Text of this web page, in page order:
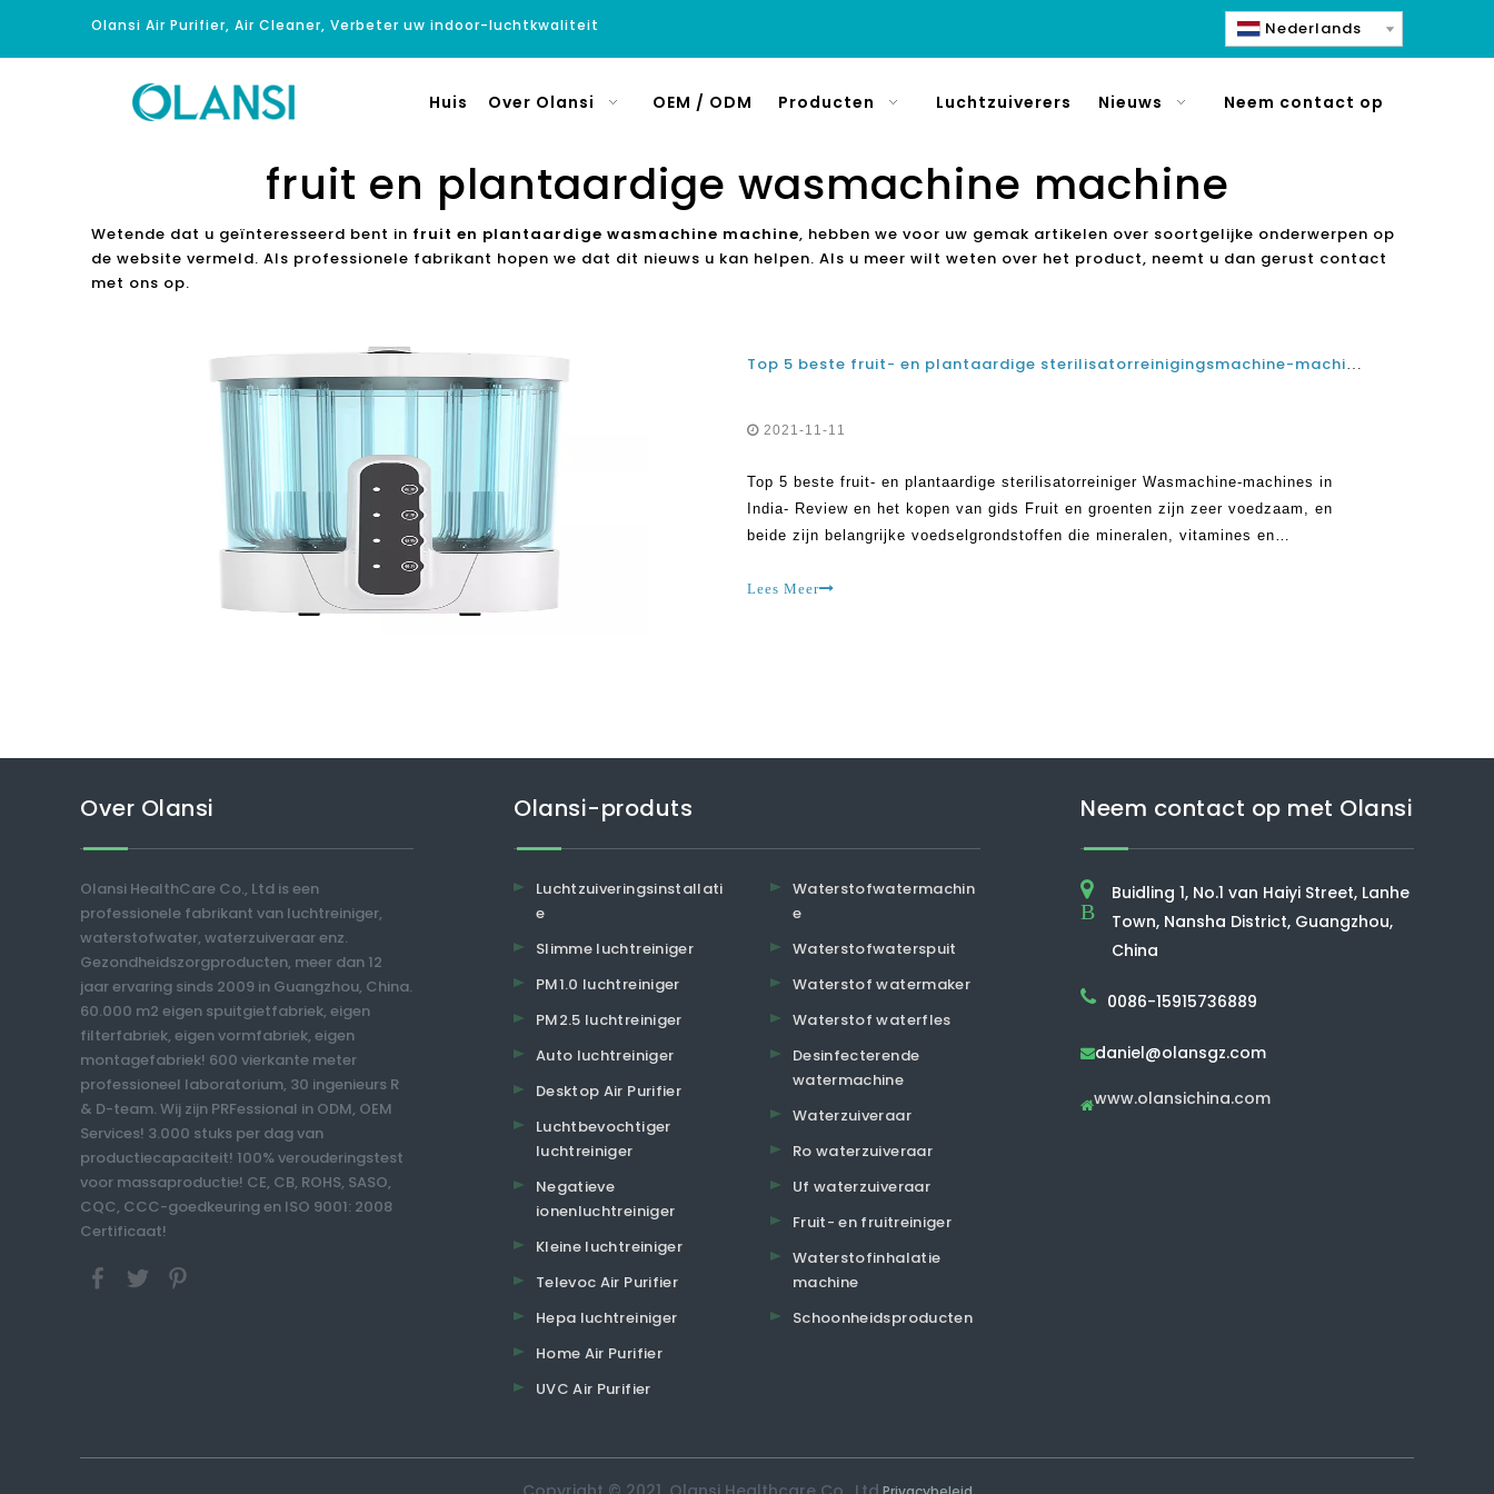
Olansi Air Purifier, Air Cleaner, Verbeter uw indoor-luchtkwaliteit Nederlands
Huis Over Olansi OEM / ODM Producten Luchtzuiverers Nieuws Neem contact op
fruit en plantaardige wasmachine machine
Wetende dat u geïnteresseerd bent in fruit en plantaardige wasmachine machine, hebben we voor uw gemak artikelen over soortgelijke onderwerpen op
de website vermeld. Als professionele fabrikant hopen we dat dit nieuws u kan helpen. Als u meer wilt weten over het product, neemt u dan gerust contact
met ons op.
Top 5 beste fruit- en plantaardige sterilisatorreinigingsmachine-machines in India- beoordeling en het kopen van gids
2021-11-11
Top 5 beste fruit- en plantaardige sterilisatorreiniger Wasmachine-machines in
India- Review en het kopen van gids Fruit en groenten zijn zeer voedzaam, en
beide zijn belangrijke voedselgrondstoffen die mineralen, vitamines en
Lees Meer
Over Olansi
Olansi HealthCare Co., Ltd is een
professionele fabrikant van luchtreiniger,
waterstofwater, waterzuiveraar enz.
Gezondheidszorgproducten, meer dan 12
jaar ervaring sinds 2009 in Guangzhou, China.
60.000 m2 eigen spuitgietfabriek, eigen
filterfabriek, eigen vormfabriek, eigen
montagefabriek! 600 vierkante meter
professioneel laboratorium, 30 ingenieurs R
& D-team. Wij zijn PRFessional in ODM, OEM
Services! 3.000 stuks per dag van
productiecapaciteit! 100% verouderingstest
voor massaproductie! CE, CB, ROHS, SASO,
CQC, CCC-goedkeuring en ISO 9001: 2008
Certificaat!
Olansi-produts
Luchtzuiveringsinstallati
e
Slimme luchtreiniger
PM1.0 luchtreiniger
PM2.5 luchtreiniger
Auto luchtreiniger
Desktop Air Purifier
Luchtbevochtiger
luchtreiniger
Negatieve
ionenluchtreiniger
Kleine luchtreiniger
Televoc Air Purifier
Hepa luchtreiniger
Home Air Purifier
UVC Air Purifier
Waterstofwatermachin
e
Waterstofwaterspuit
Waterstof watermaker
Waterstof waterfles
Desinfecterende
watermachine
Waterzuiveraar
Ro waterzuiveraar
Uf waterzuiveraar
Fruit- en fruitreiniger
Waterstofinhalatie
machine
Schoonheidsproducten
Neem contact op met Olansi
B
Buidling 1, No.1 van Haiyi Street, Lanhe
Town, Nansha District, Guangzhou,
China
0086-15915736889
daniel@olansgz.com
www.olansichina.com